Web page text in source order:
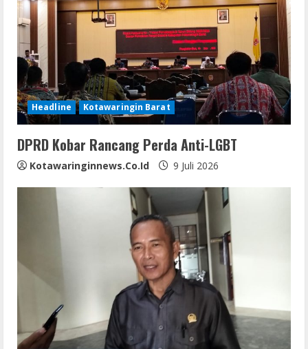
Headline Kotawaringin Barat
DPRD Kobar Rancang Perda Anti-LGBT
Kotawaringinnews.co.id 9 Juli 2026